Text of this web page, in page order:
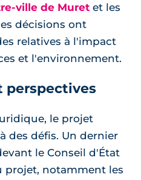
ville de Muret et les
décisions ont
relatives à l'impact
et l'environnement.
perspectives
le projet
des défis. Un dernier
le Conseil d'État
projet, notamment les